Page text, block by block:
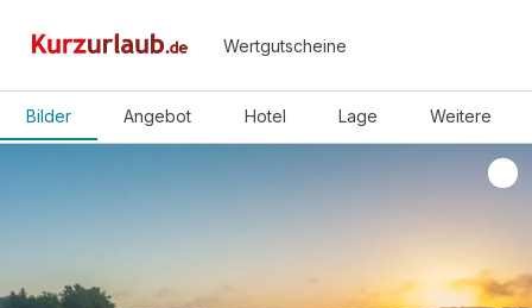
Wertgutscheine
Bilder Angebot Hotel Lage Weitere